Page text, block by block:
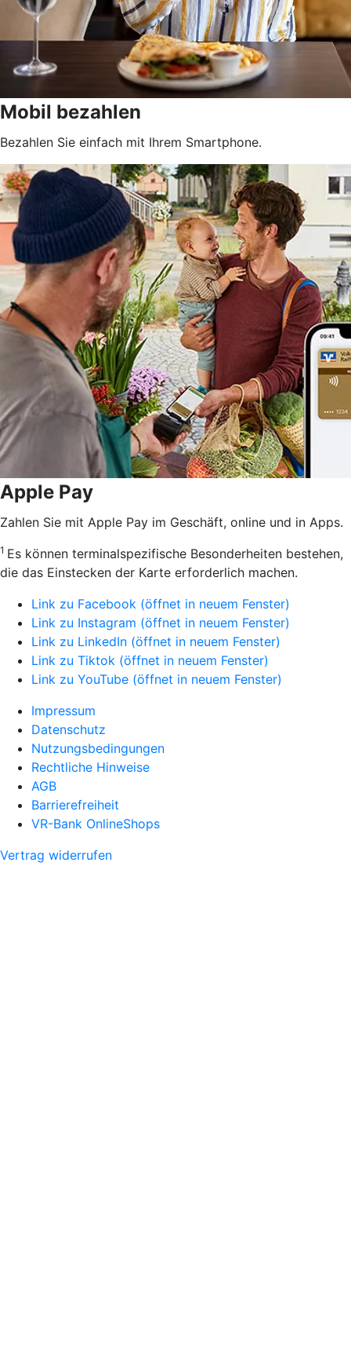
Mobil bezahlen
Bezahlen Sie einfach mit Ihrem Smartphone.
Apple Pay
Zahlen Sie mit Apple Pay im Geschäft, online und in Apps.
1 Es können terminalspezifische Besonderheiten bestehen,
die das Einstecken der Karte erforderlich machen.
Link zu Facebook (öffnet in neuem Fenster)
Link zu Instagram (öffnet in neuem Fenster)
Link zu LinkedIn (öffnet in neuem Fenster)
Link zu Tiktok (öffnet in neuem Fenster)
Link zu YouTube (öffnet in neuem Fenster)
Impressum
Datenschutz
Nutzungsbedingungen
Rechtliche Hinweise
AGB
Barrierefreiheit
VR-Bank OnlineShops
Vertrag widerrufen